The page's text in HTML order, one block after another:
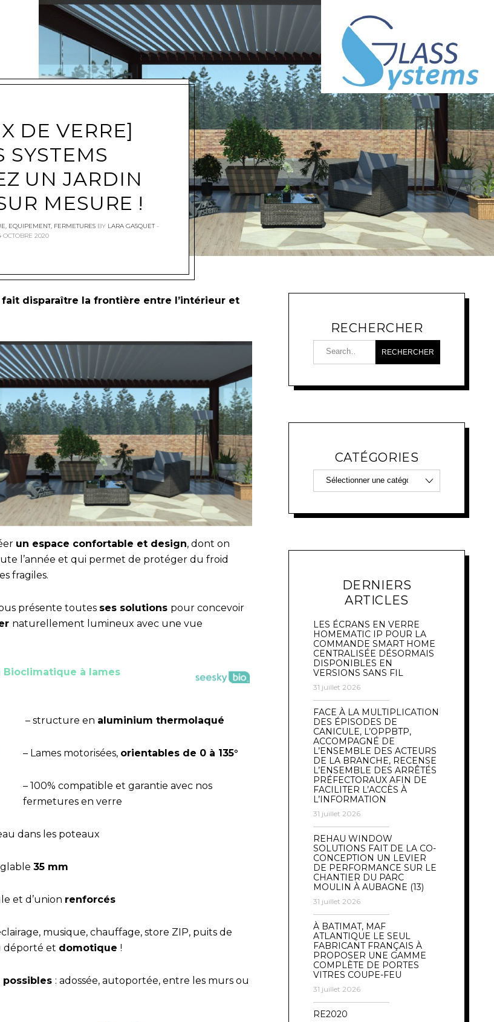
DE VERRE]
SYSTEMS
UN JARDIN
MESURE !
, EQUIPEMENT, FERMETURES BY LARA GASQUET
OCTOBRE 2020
fait disparaître la frontière entre l’intérieur et
un espace confortable et design, dont on
l’année et qui permet de protéger du froid
fragiles.
présente toutes ses solutions pour concevoir
naturellement lumineux avec une vue
Bioclimatique à lames
– structure en aluminium thermolaqué
– Lames motorisées, orientables de 0 à 135°
– 100% compatible et garantie avec nos
fermetures en verre
dans les poteaux
35 mm
et d’union renforcés
musique, chauffage, store ZIP, puits de
déporté et domotique !
possibles : adossée, autoportée, entre les murs ou
RECHERCHER
CATÉGORIES
DERNIERS
ARTICLES
LES ÉCRANS EN VERRE
HOMEMATIC IP POUR LA
COMMANDE SMART HOME
CENTRALISÉE DÉSORMAIS
DISPONIBLES EN
VERSIONS SANS FIL
31 juillet 2026
FACE À LA MULTIPLICATION
DES ÉPISODES DE
CANICULE, L’OPPBTP,
ACCOMPAGNÉ DE
L’ENSEMBLE DES ACTEURS
DE LA BRANCHE, RECENSE
L’ENSEMBLE DES ARRÊTÉS
PRÉFECTORAUX AFIN DE
FACILITER L’ACCÈS À
L’INFORMATION
31 juillet 2026
REHAU WINDOW
SOLUTIONS FAIT DE LA CO-
CONCEPTION UN LEVIER
DE PERFORMANCE SUR LE
CHANTIER DU PARC
MOULIN À AUBAGNE (13)
31 juillet 2026
À BATIMAT, MAF
ATLANTIQUE LE SEUL
FABRICANT FRANÇAIS À
PROPOSER UNE GAMME
COMPLÈTE DE PORTES
VITRES COUPE-FEU
31 juillet 2026
RE2020